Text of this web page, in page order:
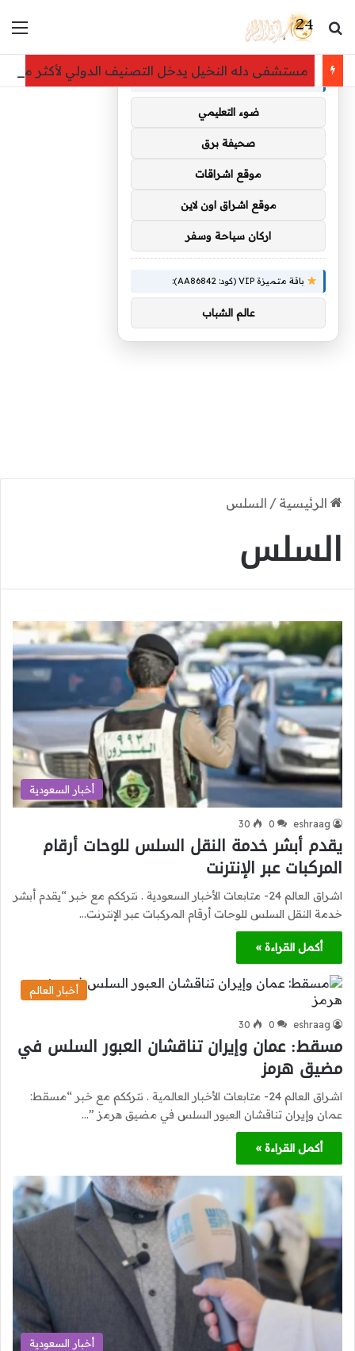
بحث عن
مستشفى دله النخيل يدخل التصنيف الدولي لأكثر
الرئيسية / السلس
السلس
أخبار السعودية
eshraag
0
30
يقدم أبشر خدمة النقل السلس للوحات أرقام
المركبات عبر الإنترنت
اشراق العالم 24- متابعات الأخبار السعودية . نترككم مع خبر “يقدم أبشر
خدمة النقل السلس للوحات أرقام المركبات عبر الإنترنت…
أكمل القراءة »
أخبار العالم
eshraag
0
30
مسقط: عمان وإيران تناقشان العبور السلس في
مضيق هرمز
اشراق العالم 24- متابعات الأخبار العالمية . نترككم مع خبر “مسقط:
عمان وإيران تناقشان العبور السلس في مضيق هرمز ”…
أكمل القراءة »
أخبار السعودية
توصيات :
باقة متميزة VIP (كود: AA35872):
ضوء التعليمي
صحيفة برق
موقع اشراقات
موقع اشراق اون لاين
اركان سياحة وسفر
باقة متميزة VIP (كود: AA86842):
عالم الشباب